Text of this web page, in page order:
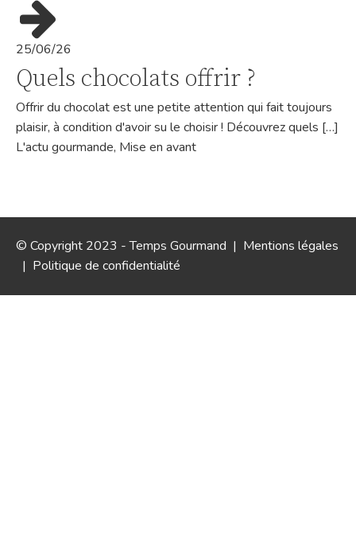
25/06/26
Quels chocolats offrir ?
Offrir du chocolat est une petite attention qui fait toujours
plaisir, à condition d'avoir su le choisir ! Découvrez quels […]
L'actu gourmande, Mise en avant
© Copyright 2023 - Temps Gourmand | Mentions légales
| Politique de confidentialité